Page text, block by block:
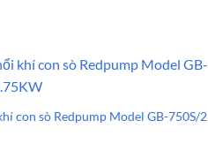
con sò Redpump Model GB-750S/2